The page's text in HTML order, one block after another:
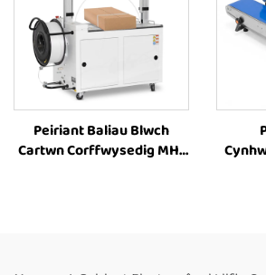
Peiriant Baliau Blwch
Cartwn Corffwysedig MH-